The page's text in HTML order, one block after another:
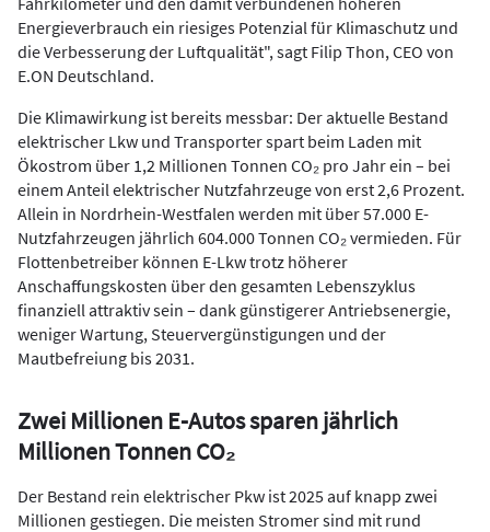
Energieverbrauch ein riesiges Potenzial für Klimaschutz und
die Verbesserung der Luftqualität", sagt Filip Thon, CEO von
E.ON Deutschland.
Die Klimawirkung ist bereits messbar: Der aktuelle Bestand
elektrischer Lkw und Transporter spart beim Laden mit
Ökostrom über 1,2 Millionen Tonnen CO₂ pro Jahr ein – bei
einem Anteil elektrischer Nutzfahrzeuge von erst 2,6 Prozent.
Allein in Nordrhein-Westfalen werden mit über 57.000 E-
Nutzfahrzeugen jährlich 604.000 Tonnen CO₂ vermieden. Für
Flottenbetreiber können E-Lkw trotz höherer
Anschaffungskosten über den gesamten Lebenszyklus
finanziell attraktiv sein – dank günstigerer Antriebsenergie,
weniger Wartung, Steuervergünstigungen und der
Mautbefreiung bis 2031.
Zwei Millionen E-Autos sparen jährlich
Millionen Tonnen CO₂
Der Bestand rein elektrischer Pkw ist 2025 auf knapp zwei
Millionen gestiegen. Die meisten Stromer sind mit rund